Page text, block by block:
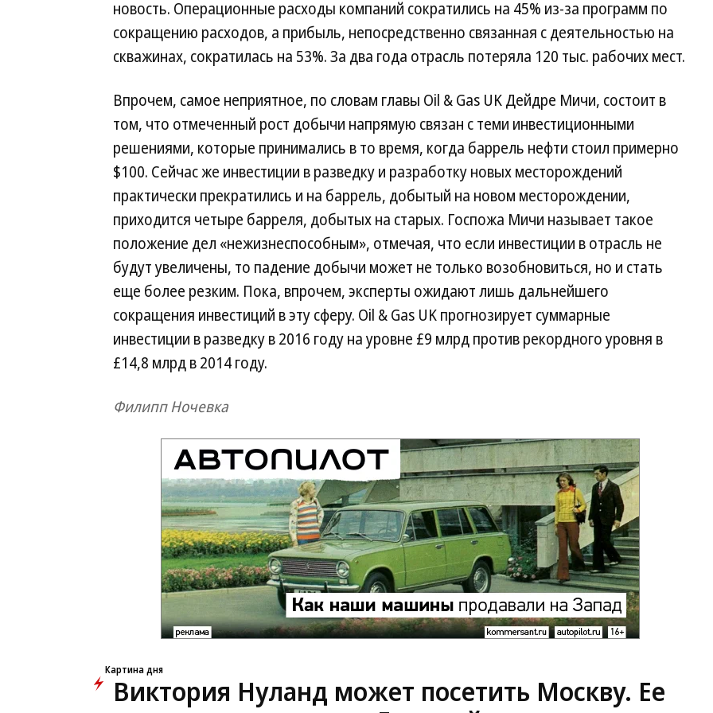
новость. Операционные расходы компаний сократились на 45% из-за программ по
сокращению расходов, а прибыль, непосредственно связанная с деятельностью на
скважинах, сократилась на 53%. За два года отрасль потеряла 120 тыс. рабочих мест.
Впрочем, самое неприятное, по словам главы Oil & Gas UK Дейдре Мичи, состоит в
том, что отмеченный рост добычи напрямую связан с теми инвестиционными
решениями, которые принимались в то время, когда баррель нефти стоил примерно
$100. Сейчас же инвестиции в разведку и разработку новых месторождений
практически прекратились и на баррель, добытый на новом месторождении,
приходится четыре барреля, добытых на старых. Госпожа Мичи называет такое
положение дел «нежизнеспособным», отмечая, что если инвестиции в отрасль не
будут увеличены, то падение добычи может не только возобновиться, но и стать
еще более резким. Пока, впрочем, эксперты ожидают лишь дальнейшего
сокращения инвестиций в эту сферу. Oil & Gas UK прогнозирует суммарные
инвестиции в разведку в 2016 году на уровне £9 млрд против рекордного уровня в
£14,8 млрд в 2014 году.
Филипп Ночевка